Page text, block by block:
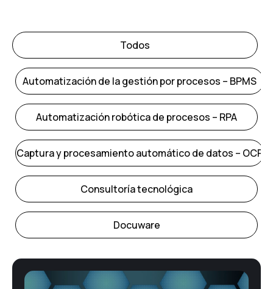
Todos
Automatización de la gestión por procesos – BPMS
Automatización robótica de procesos – RPA
Captura y procesamiento automático de datos – OCR
Consultoría tecnológica
Docuware
E-Administración